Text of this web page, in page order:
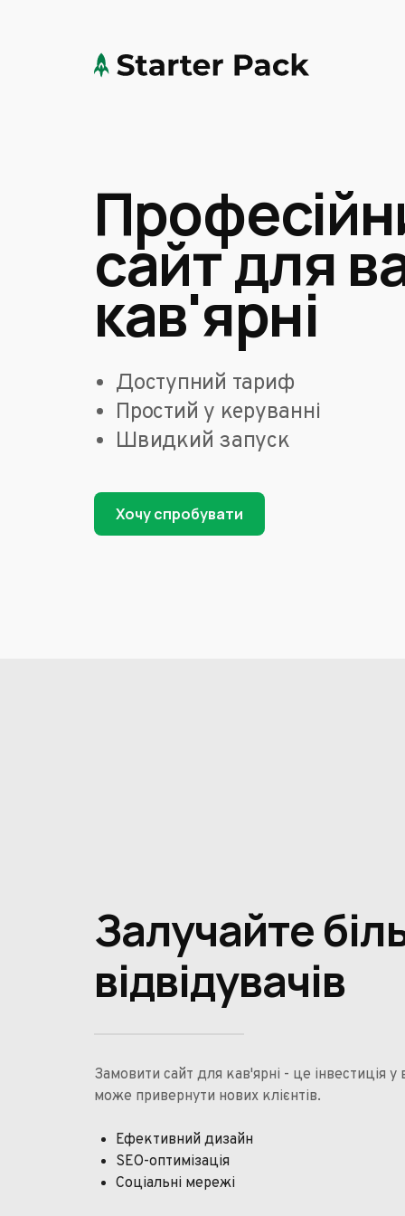
сайт для
кав'ярні
Доступний тариф
Простий у керуванні
Швидкий запуск
Хочу спробувати
Залучайте
відвідувачів
Замовити сайт для кав'ярні - це інвестиція
може привернути нових клієнтів.
Ефективний дизайн
SEO-оптимізація
Соціальні мережі